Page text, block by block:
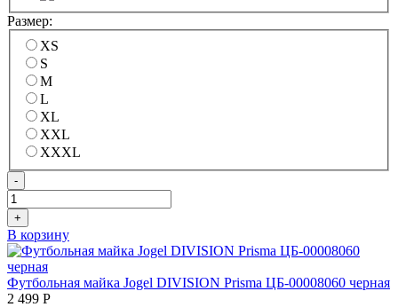
Размер:
XS
S
M
L
XL
XXL
XXXL
-
+
В корзину
Футбольная майка Jogel DIVISION Prisma ЦБ-00008060 черная
2 499 Р